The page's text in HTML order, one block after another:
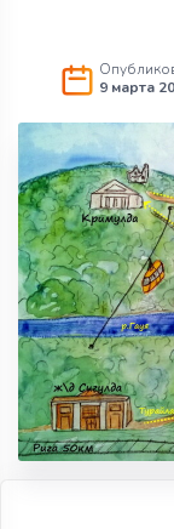
9 марта